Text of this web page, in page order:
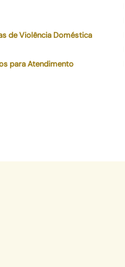
de Violência Doméstica
para Atendimento